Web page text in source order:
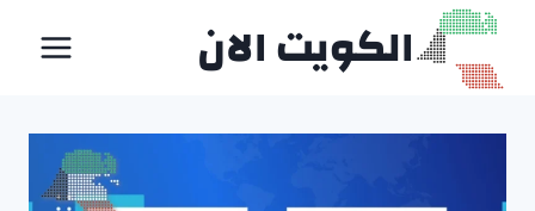
التجاوز
المحتوى
الكويت الان